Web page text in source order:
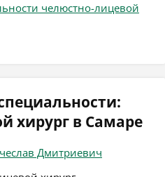
челюстно-лицевой
хирург в Самаре
Дмитриевич